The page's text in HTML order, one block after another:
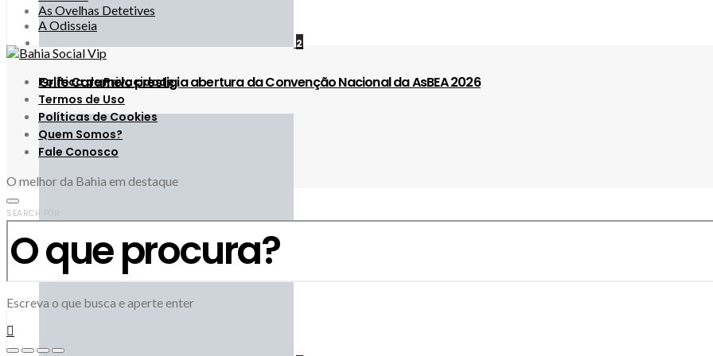
2
Grife Caramelo prestigia abertura da Convenção Nacional da AsBEA 2026
As Ovelhas Detetives
A Odisseia
Política de Privacidade
Termos de Uso
Políticas de Cookies
Quem Somos?
Fale Conosco
O melhor da Bahia em destaque
SEARCH FOR:
Escreva o que busca e aperte enter